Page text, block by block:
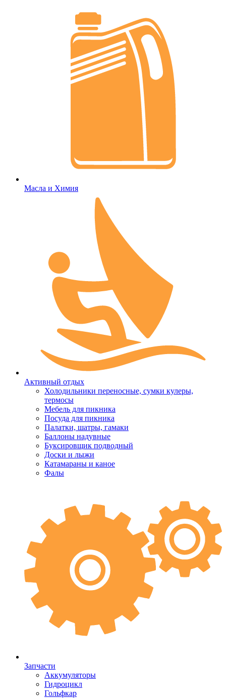
Масла и Химия
Активный отдых
Холодильники переносные, сумки кулеры,
термосы
Мебель для пикника
Посуда для пикника
Палатки, шатры, гамаки
Баллоны надувные
Буксировщик подводный
Доски и лыжи
Катамараны и каное
Фалы
Запчасти
Аккумуляторы
Гидроцикл
Гольфкар